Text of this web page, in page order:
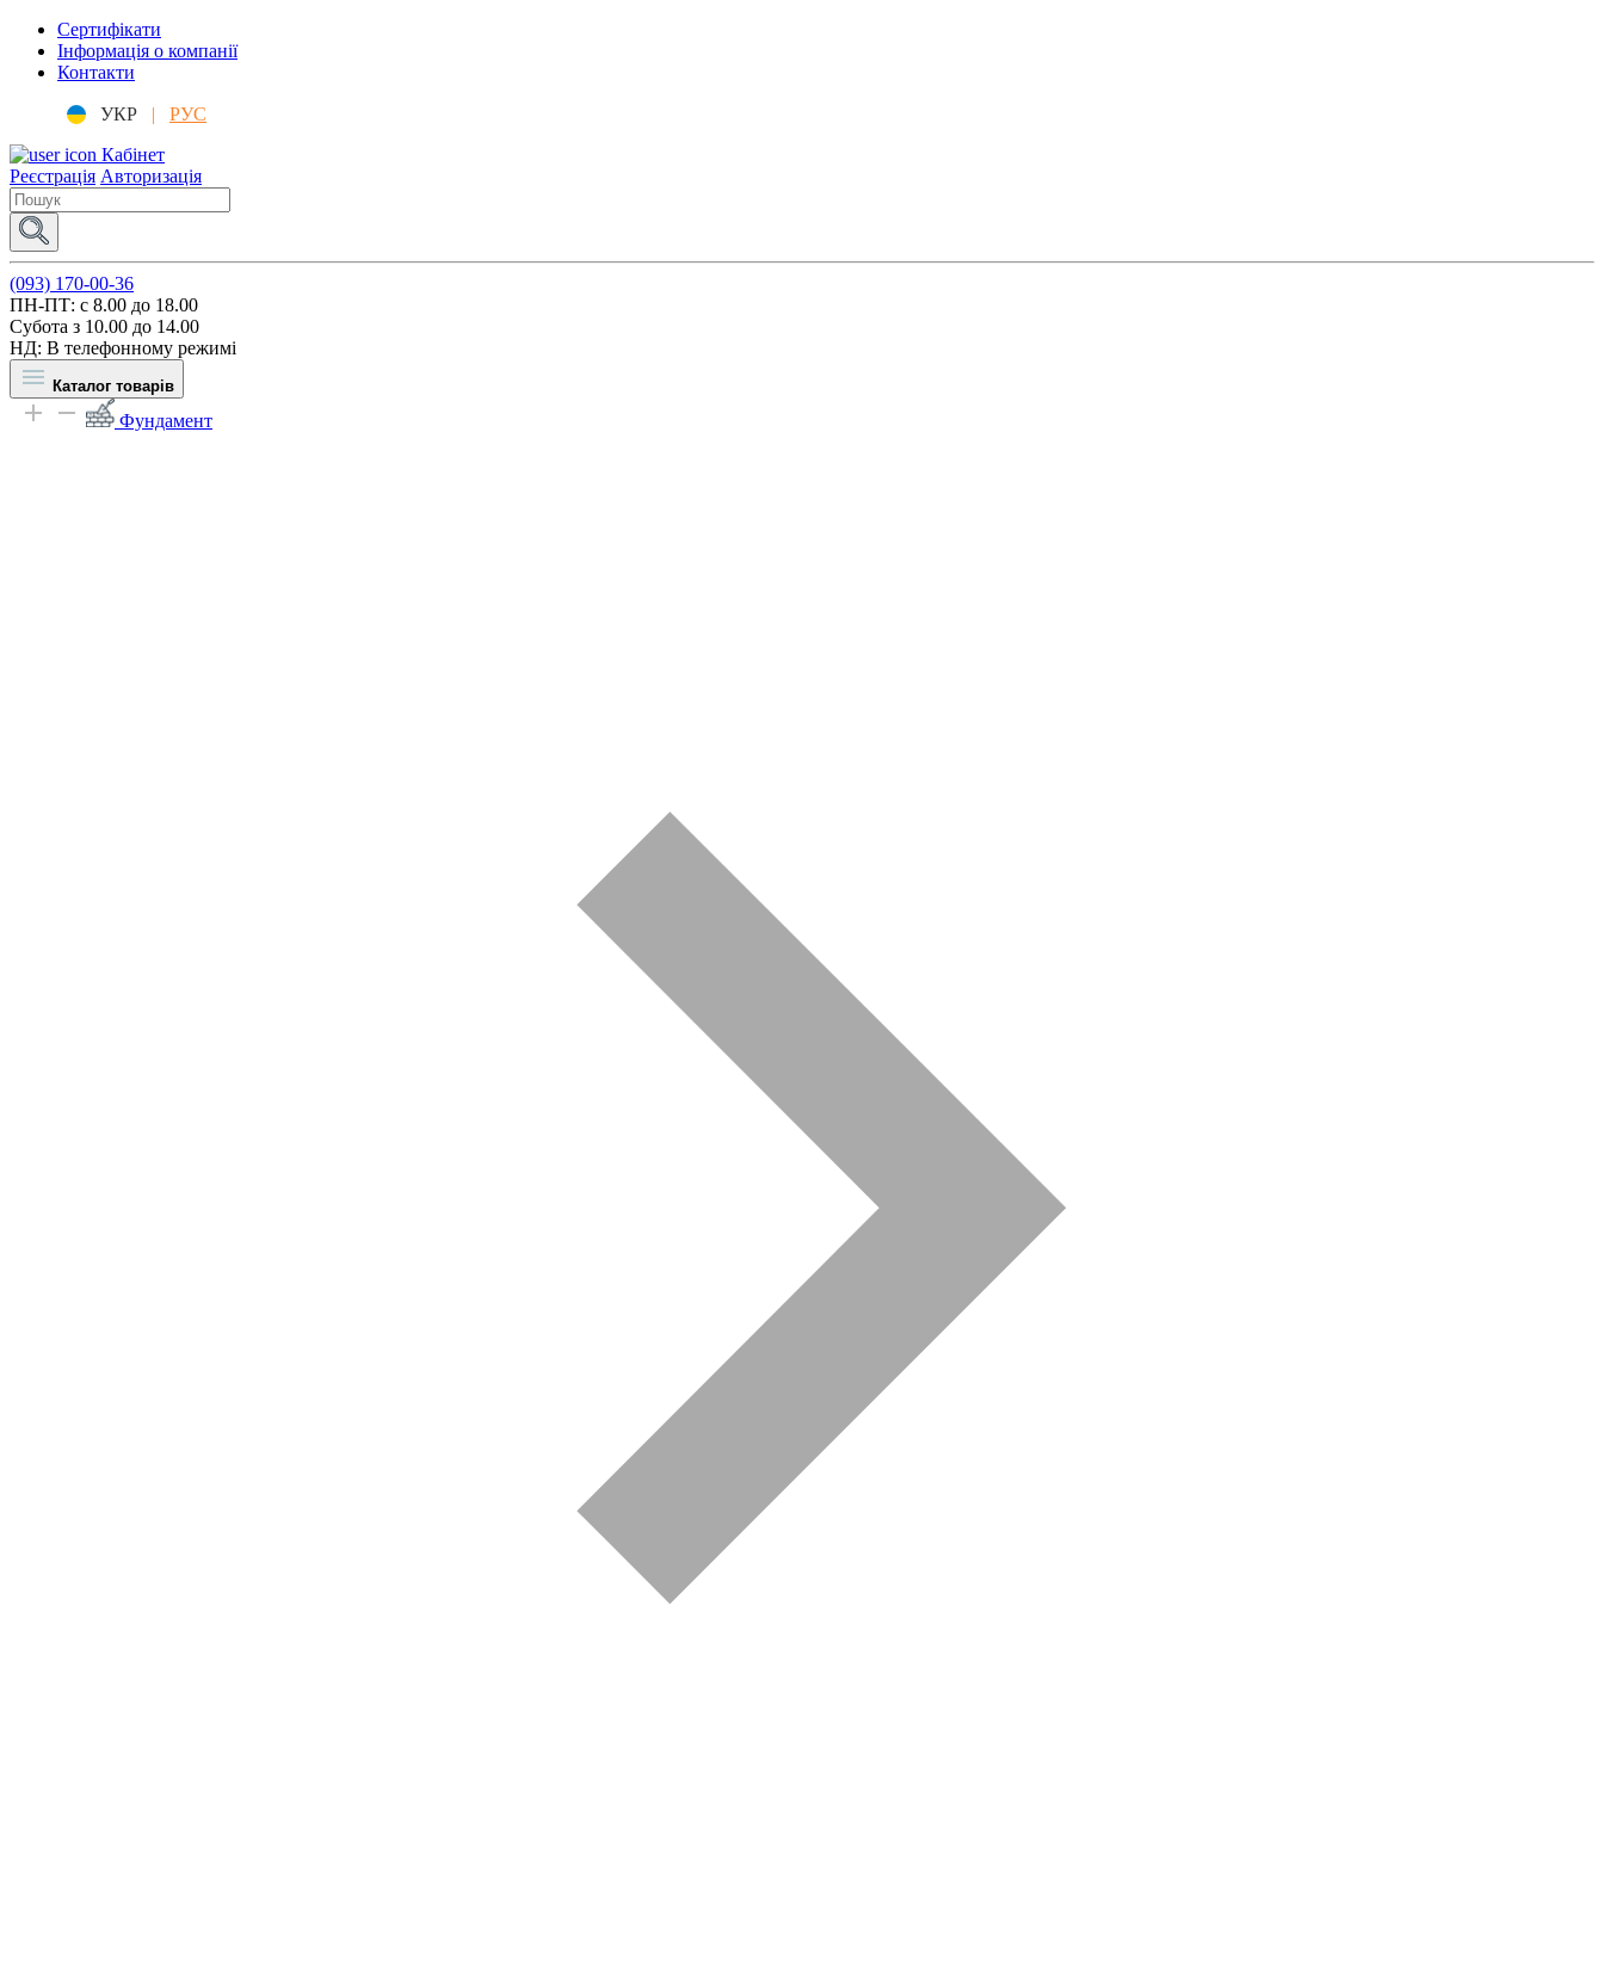
Сертифікати
Інформація о компанії
Контакти
УКР |
РУС
Кабінет
Реєстрація Авторизація
(093) 170-00-36
ПН-ПТ: c 8.00 до 18.00
Субота з 10.00 до 14.00
НД: В телефонному режимі
Каталог товарів
Фундамент